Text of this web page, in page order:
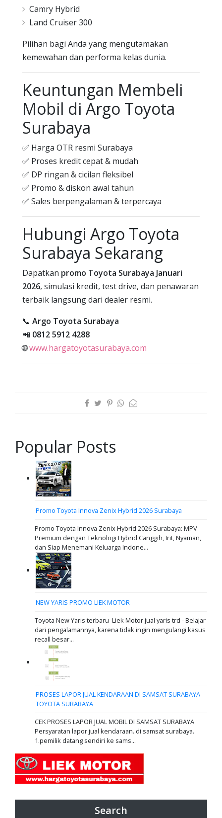
Camry Hybrid
Land Cruiser 300
Pilihan bagi Anda yang mengutamakan
kemewahan dan performa kelas dunia.
Keuntungan Membeli
Mobil di Argo Toyota
Surabaya
✅ Harga OTR resmi Surabaya
✅ Proses kredit cepat & mudah
✅ DP ringan & cicilan fleksibel
✅ Promo & diskon awal tahun
✅ Sales berpengalaman & terpercaya
Hubungi Argo Toyota
Surabaya Sekarang
Dapatkan promo Toyota Surabaya Januari
2026, simulasi kredit, test drive, dan penawaran
terbaik langsung dari dealer resmi.
📞 Argo Toyota Surabaya
📲 0812 5912 4288
🌐www.hargatoyotasurabaya.com
Popular Posts
Promo Toyota Innova Zenix Hybrid 2026 Surabaya
Promo Toyota Innova Zenix Hybrid 2026 Surabaya: MPV
Premium dengan Teknologi Hybrid Canggih, Irit, Nyaman,
dan Siap Menemani Keluarga Indone...
NEW YARIS PROMO LIEK MOTOR
Toyota New Yaris terbaru Liek Motor jual yaris trd - Belajar
dari pengalamannya, karena tidak ingin mengulangi kasus
recall besar...
PROSES LAPOR JUAL KENDARAAN DI SAMSAT SURABAYA -
TOYOTA SURABAYA
CEK PROSES LAPOR JUAL MOBIL DI SAMSAT SURABAYA
Persyaratan lapor jual kendaraan..di samsat surabaya.
1.pemilik datang sendiri ke sams...
Search